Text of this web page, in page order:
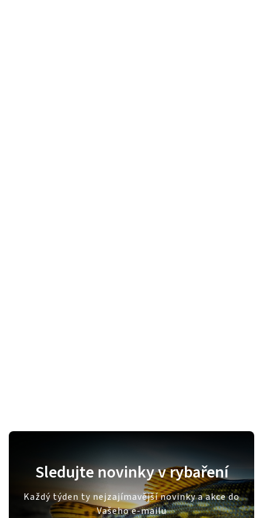
Sledujte novinky v rybaření
Každý týden ty nejzajímavější novinky a akce do
Vašeho e-mailu